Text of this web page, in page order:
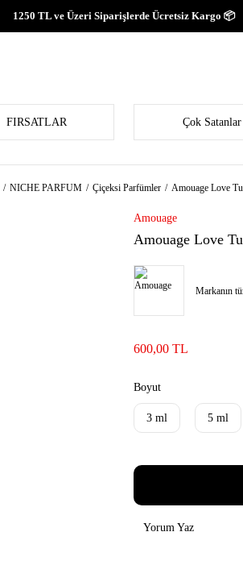
1250 TL ve Üzeri Siparişlerde Ücretsiz Kargo 📦
FIRSATLAR Çok Satanlar
NICHE PARFUM Çiçeksi Parfümler Amouage Love
Amouage
Amouage Love
Markanın
600,00 TL
Boyut
3 ml 5 ml
Yorum Yaz